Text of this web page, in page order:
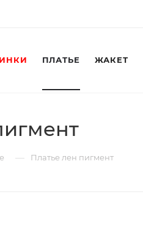
ПЛАТЬЕ ЖАКЕТ
— Платье лен пигмент